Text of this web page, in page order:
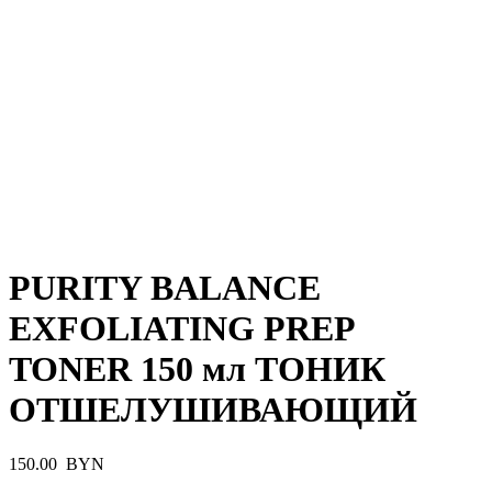
PURITY BALANCE
EXFOLIATING PREP
TONER 150 мл ТОНИК
ОТШЕЛУШИВАЮЩИЙ
150.00 BYN